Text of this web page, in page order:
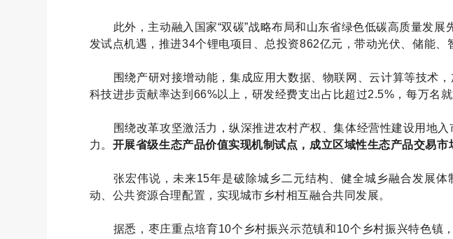
此外，主动融入国家“双碳”战略布局和山东省绿色低碳高质量发
发试点机遇，推进34个锂电项目、总投资862亿元，带动光伏、储能、
围绕产研对接增动能，集成应用大数据、物联网、云计算等技术
科技进步贡献率达到66%以上，研发经费支出占比超过2.5%，每万名
围绕改革攻坚激活力，纵深推进农村产权、集体经营性建设用地
力。 开展省级生态产品价值实现机制试点，成立区域性生态产品交易
张宏伟说，未来15年是破除城乡二元结构、健全城乡融合发展
动、公共资源合理配置，实现城市乡村相互融合共同发展。
据悉，枣庄重点培育10个乡村振兴示范镇和10个乡村振兴特色镇